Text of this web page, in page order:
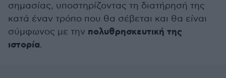
σημασίας, υποστηρίζοντας τη διατήρησή της
κατά έναν τρόπο που θα σέβεται και θα είναι
σύμφωνος με την πολυθρησκευτική της
ιστορία.